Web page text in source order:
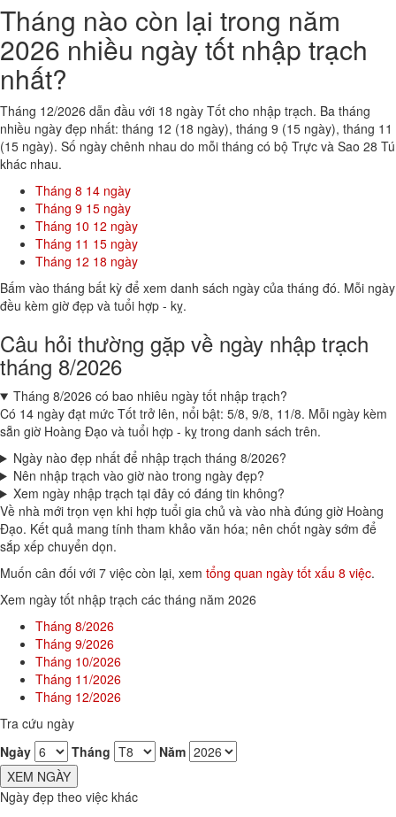
Tháng nào còn lại trong năm
2026 nhiều ngày tốt nhập trạch
nhất?
Tháng 12/2026 dẫn đầu với 18 ngày Tốt cho nhập trạch. Ba tháng
nhiều ngày đẹp nhất: tháng 12 (18 ngày), tháng 9 (15 ngày), tháng 11
(15 ngày). Số ngày chênh nhau do mỗi tháng có bộ Trực và Sao 28 Tú
khác nhau.
Tháng 8 14 ngày
Tháng 9 15 ngày
Tháng 10 12 ngày
Tháng 11 15 ngày
Tháng 12 18 ngày
Bấm vào tháng bất kỳ để xem danh sách ngày của tháng đó. Mỗi ngày
đều kèm giờ đẹp và tuổi hợp - kỵ.
Câu hỏi thường gặp về ngày nhập trạch
tháng 8/2026
Tháng 8/2026 có bao nhiêu ngày tốt nhập trạch?
Có 14 ngày đạt mức Tốt trở lên, nổi bật: 5/8, 9/8, 11/8. Mỗi ngày kèm
sẵn giờ Hoàng Đạo và tuổi hợp - kỵ trong danh sách trên.
Ngày nào đẹp nhất để nhập trạch tháng 8/2026?
Nên nhập trạch vào giờ nào trong ngày đẹp?
Xem ngày nhập trạch tại đây có đáng tin không?
Về nhà mới trọn vẹn khi hợp tuổi gia chủ và vào nhà đúng giờ Hoàng
Đạo. Kết quả mang tính tham khảo văn hóa; nên chốt ngày sớm để
sắp xếp chuyển dọn.
Muốn cân đối với 7 việc còn lại, xem tổng quan ngày tốt xấu 8 việc.
Xem ngày tốt nhập trạch các tháng năm 2026
Tháng 8/2026
Tháng 9/2026
Tháng 10/2026
Tháng 11/2026
Tháng 12/2026
Tra cứu ngày
Ngày
Tháng
Năm
XEM NGÀY
Ngày đẹp theo việc khác